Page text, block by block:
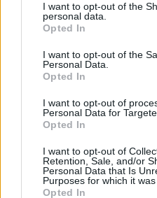
I want to opt-out of the
personal data.
Opted In
I want to opt-out of the
Personal Data.
Opted In
I want to opt-out of
Personal Data for
Opted In
I want to opt-out of
Retention, Sale, and/or
Personal Data that Is
Purposes for which it was
Opted In
Πριν 5 ημέρες
Ο καιρός στη Χίο,